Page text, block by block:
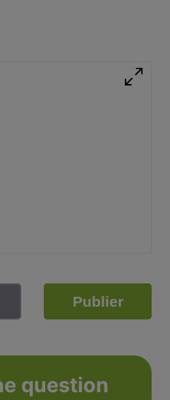
Publier
question